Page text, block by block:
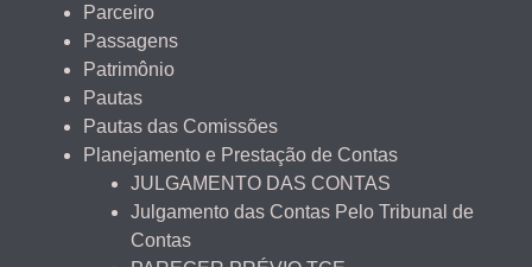
Parceiro
Passagens
Patrimônio
Pautas
Pautas das Comissões
Planejamento e Prestação de Contas
JULGAMENTO DAS CONTAS
Julgamento das Contas Pelo Tribunal de
Contas